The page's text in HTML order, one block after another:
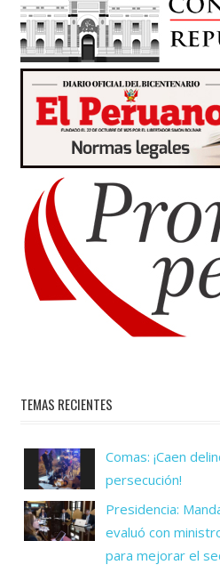
TEMAS RECIENTES
Comas: ¡Caen
persecución!
Presidencia:
evaluó con
para mejorar el